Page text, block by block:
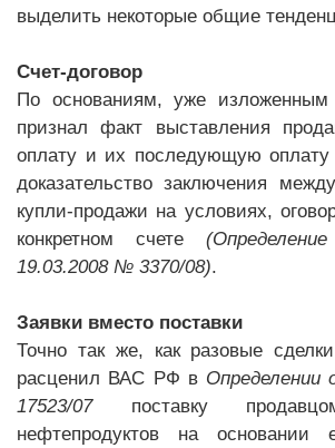
выделить некоторые общие
Счет-договор
По основаниям, уже
признал факт выставления
оплату и их последующую оплату
доказательство заключения
купли-продажи на условиях,
конкретном счете
19.03.2008 № 3370/08).
Заявки вместо поставки
Точно так же, как разовые
расценил ВАС РФ в
17523/07поставку
нефтепродуктов на основании